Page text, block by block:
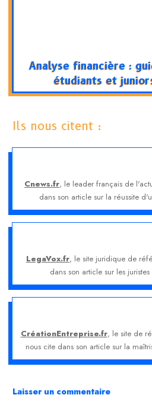
Analyse financière :
étudiants et
Ils nous citent :
Cnews.fr, le leader français de
dans son article sur la réussite
LegaVox.fr, le site juridique de
dans son article sur les
CréationEntreprise.fr, le site de
nous cite dans son article sur la
Laisser un commentaire